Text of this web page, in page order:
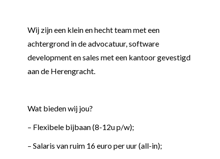
Wij zijn een klein en hecht team met een
achtergrond in de advocatuur, software
development en sales met een kantoor gevestigd
aan de Herengracht.
Wat bieden wij jou?
– Flexibele bijbaan (8-12u p/w);
– Salaris van ruim 16 euro per uur (all-in);